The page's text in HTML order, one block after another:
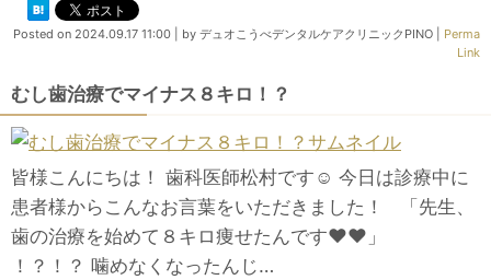
Posted on 2024.09.17 11:00 by デュオこうべデンタルケアクリニックPINO
Perma
Link
むし歯治療でマイナス８キロ！？
皆様こんにちは！ 歯科医師松村です☺️ 今日は診療中に
患者様からこんなお言葉をいただきました！ 「先生、
歯の治療を始めて８キロ痩せたんです❤️❤️」
！？！？ 噛めなくなったんじ…